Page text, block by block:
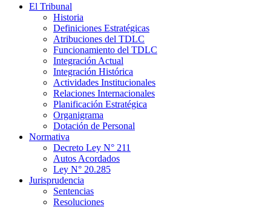
El Tribunal
Historia
Definiciones Estratégicas
Atribuciones del TDLC
Funcionamiento del TDLC
Integración Actual
Integración Histórica
Actividades Institucionales
Relaciones Internacionales
Planificación Estratégica
Organigrama
Dotación de Personal
Normativa
Decreto Ley N° 211
Autos Acordados
Ley N° 20.285
Jurisprudencia
Sentencias
Resoluciones